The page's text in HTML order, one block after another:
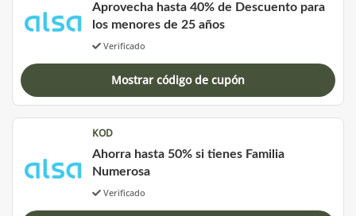
Aprovecha hasta 40% de Descuento para
los menores de 25 años
Verificado
Mostrar código de cupón
KOD
Ahorra hasta 50% si tienes Familia
Numerosa
Verificado